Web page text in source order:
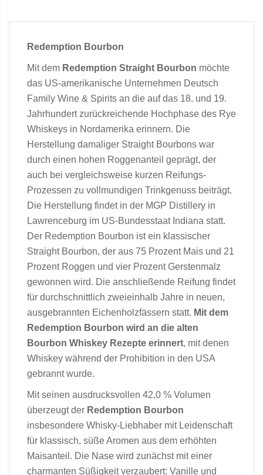
Redemption Bourbon
Mit dem Redemption Straight Bourbon möchte
das US-amerikanische Unternehmen Deutsch
Family Wine & Spirits an die auf das 18. und 19.
Jahrhundert zurückreichende Hochphase des Rye
Whiskeys in Nordamerika erinnern. Die
Herstellung damaliger Straight Bourbons war
durch einen hohen Roggenanteil geprägt, der
auch bei vergleichsweise kurzen Reifungs-
Prozessen zu vollmundigen Trinkgenuss beiträgt.
Die Herstellung findet in der MGP Distillery in
Lawrenceburg im US-Bundesstaat Indiana statt.
Der Redemption Bourbon ist ein klassischer
Straight Bourbon, der aus 75 Prozent Mais und 21
Prozent Roggen und vier Prozent Gerstenmalz
gewonnen wird. Die anschließende Reifung findet
für durchschnittlich zweieinhalb Jahre in neuen,
ausgebrannten Eichenholzfässern statt. Mit dem
Redemption Bourbon wird an die alten
Bourbon Whiskey Rezepte erinnert, mit denen
Whiskey während der Prohibition in den USA
gebrannt wurde.
Mit seinen ausdrucksvollen 42,0 % Volumen
überzeugt der Redemption Bourbon
insbesondere Whisky-Liebhaber mit Leidenschaft
für klassisch, süße Aromen aus dem erhöhten
Maisanteil. Die Nase wird zunächst mit einer
charmanten Süßigkeit verzaubert: Vanille und